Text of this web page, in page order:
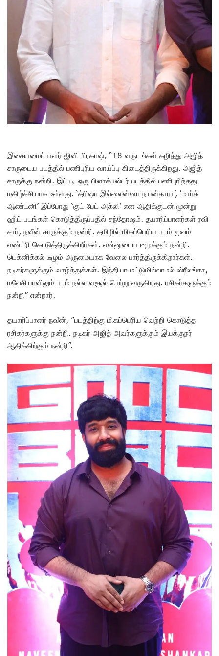
இசையமைப்பாளர் ஜிவி பிரகாஷ், “18 வருடங்கள் கழித்து அஜித்
சாருடைய படத்தில் பணிபுரிய வாய்ப்பு கிடைத்திருக்கிறது. அஜித்
சாருக்கு நன்றி. இப்படி ஒரு பிளாக்பஸ்டர் படத்தில் பணிபுரிந்தது
மகிழ்ச்சியாக உள்ளது. ‘த்ரிஷா இல்லைன்னா நயன்தாரா’, ‘மார்க்
ஆண்டனி’ இப்போது ‘குட் பேட் அக்லி’ என ஆதிக்குடன் மூன்று
ஹிட் படங்கள் கொடுத்திருப்பதில் சந்தோஷம். தயாரிப்பாளர்கள் ரவி
சார், நவீன் சாருக்கும் நன்றி. தமிழில் மிகப்பெரிய படம் மூலம்
எண்ட்ரி கொடுத்திருக்கிறீர்கள். என்னுடைய டீமுக்கும் நன்றி.
டெக்னிக்கல் டீமும் அருமையாக வேலை பார்த்திருக்கிறார்கள்.
நடிகர்களுக்கும் வாழ்த்துக்கள். இந்தியா மட்டுமில்லாமல் ஸ்ரீலங்கா,
மலேசியாவிலும் படம் நல்ல வசூல் பெற்று வருகிறது. ரசிகர்களுக்கும்
நன்றி” என்றார்.
தயாரிப்பாளர் நவீன், ”படத்திற்கு மிகப்பெரிய வெற்றி கொடுத்த
ரசிகர்களுக்கு நன்றி. நடிகர் அஜித் அவர்களுக்கும் இயக்குநர்
ஆதிக்கிற்கும் நன்றி”.